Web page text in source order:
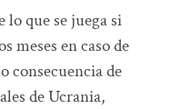
lo que se juega si
meses en caso de
consecuencia de
de Ucrania,